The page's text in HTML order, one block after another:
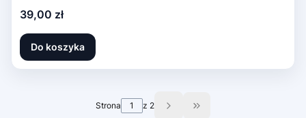
Cena
39,00 zł
Do koszyka
Strona z 2 Przejdź do ostatniej